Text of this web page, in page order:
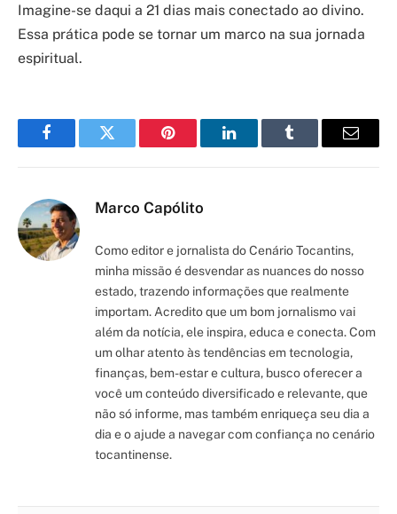
Imagine-se daqui a 21 dias mais conectado ao divino.
Essa prática pode se tornar um marco na sua jornada
espiritual.
FacebookTwitter Pinterest LinkedInTumblr Email
Marco Capólito
Como editor e jornalista do Cenário Tocantins,
minha missão é desvendar as nuances do nosso
estado, trazendo informações que realmente
importam. Acredito que um bom jornalismo vai
além da notícia, ele inspira, educa e conecta. Com
um olhar atento às tendências em tecnologia,
finanças, bem-estar e cultura, busco oferecer a
você um conteúdo diversificado e relevante, que
não só informe, mas também enriqueça seu dia a
dia e o ajude a navegar com confiança no cenário
tocantinense.